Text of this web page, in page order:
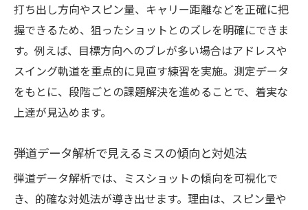
打ち出し方向やスピン量、キャリー距離などを正確に把
握できるため、狙ったショットとのズレを明確にできま
す。例えば、目標方向へのブレが多い場合はアドレスや
スイング軌道を重点的に見直す練習を実施。測定データ
をもとに、段階ごとの課題解決を進めることで、着実な
上達が見込めます。
弾道データ解析で見えるミスの傾向と対処法
弾道データ解析では、ミスショットの傾向を可視化で
き、的確な対処法が導き出せます。理由は、スピン量や